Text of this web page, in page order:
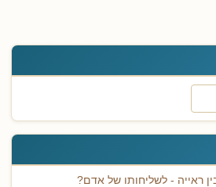
ראייה - לשליחותו של אדם?